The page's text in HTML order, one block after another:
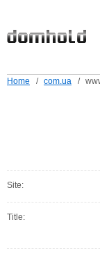
Home / com.ua /
Site:
Title: